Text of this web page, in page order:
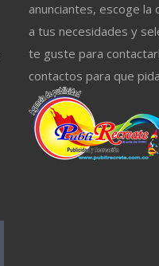
anunciantes, escoge
a tus necesidades y
te guste para
contactos para que